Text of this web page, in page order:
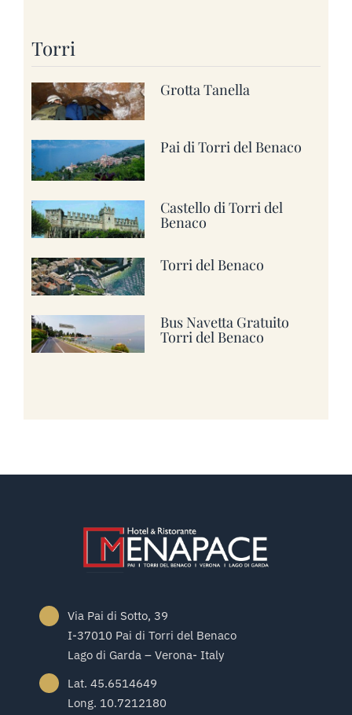
Torri
Grotta Tanella
Pai di Torri del Benaco
Castello di Torri del
Benaco
Torri del Benaco
Bus Navetta Gratuito
Torri del Benaco
Via Pai di Sotto, 39
I-37010 Pai di Torri del Benaco
Lago di Garda – Verona- Italy
Lat. 45.6514649
Long. 10.7212180